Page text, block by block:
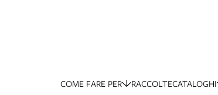
COME FARE PER RACCOLTECATALOGHI